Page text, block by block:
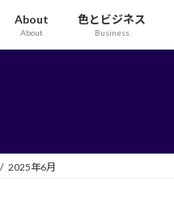
About
About
色とビジネス
Business
2025年6月